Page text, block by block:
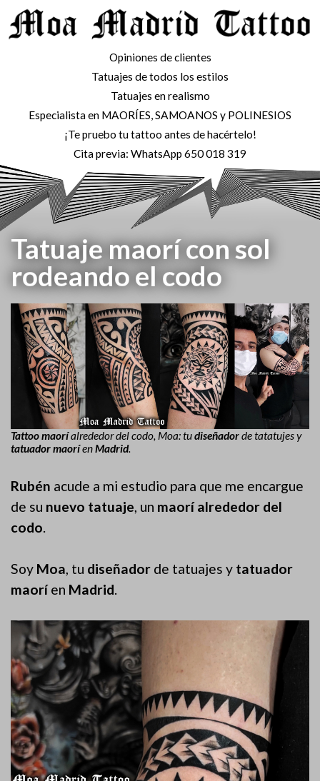
Opiniones de clientes
Tatuajes de todos los estilos
Tatuajes en realismo
Especialista en MAORÍES, SAMOANOS y POLINESIOS
¡Te pruebo tu tattoo antes de hacértelo!
Cita previa: WhatsApp 650 018 319
Tatuaje maorí con sol
rodeando el codo
Tattoo maoríalrededor del codo, Moa: tudiseñadorde tatatujes y
tatuador maoríenMadrid.
Rubén acude a mi estudio para que me encargue
de su nuevo tatuaje, un maorí alrededor del
codo.
Soy Moa, tu diseñador de tatuajes y tatuador
maoríen Madrid.